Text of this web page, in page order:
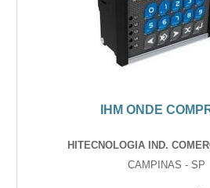
IHM ONDE
HITECNOLOGIA IND.
CAMPINAS - SP